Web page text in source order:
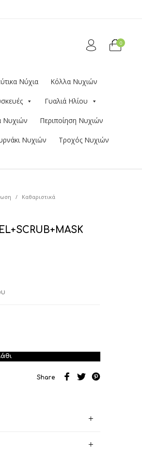
0
Νύχια Κόλλα Νυχιών
Γυαλιά Ηλίου
Νυχιών Περιποίηση Νυχιών
Νυχιών Τροχός Νυχιών
/ Καθαριστικά
ποσότητα
Share